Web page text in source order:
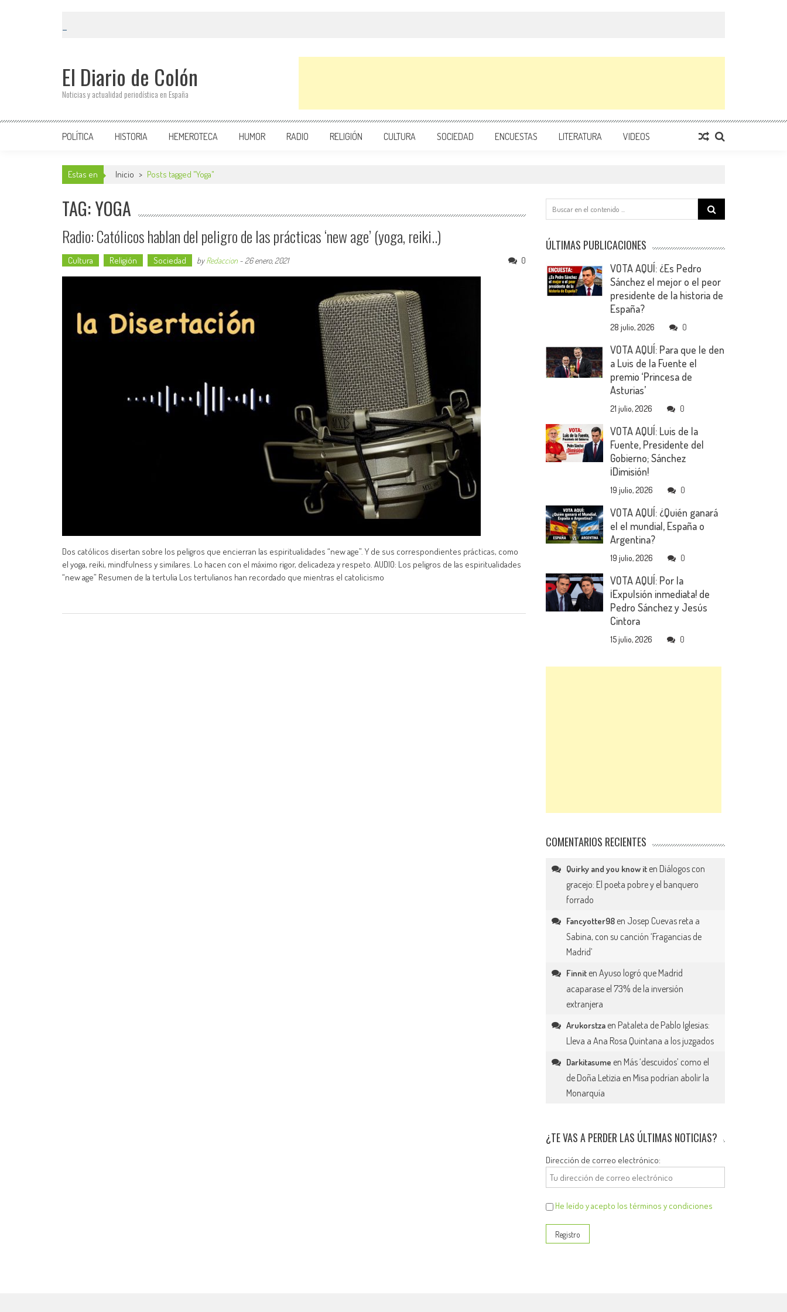
El Diario de Colón
Noticias y actualidad periodística en España
POLÍTICA HISTORIA HEMEROTECA HUMOR RADIO RELIGIÓN CULTURA SOCIEDAD ENCUESTAS LITERATURA VIDEOS
Estas en Inicio > Posts tagged "Yoga"
TAG: YOGA
Radio: Católicos hablan del peligro de las prácticas ‘new age’ (yoga, reiki..)
Cultura Religión Sociedad byRedaccion - 26 enero, 2021 0
Dos católicos disertan sobre los peligros que encierran las espiritualidades “new age”. Y de sus correspondientes prácticas, como
el yoga, reiki, mindfulness y similares. Lo hacen con el máximo rigor, delicadeza y respeto. AUDIO: Los peligros de las espiritualidades
“new age” Resumen de la tertulia Los tertulianos han recordado que mientras el catolicismo
Search
for:
ÚLTIMAS PUBLICACIONES
VOTA AQUÍ: ¿Es Pedro
Sánchez el mejor o el peor
presidente de la historia de
España?
28 julio, 2026 0
VOTA AQUÍ: Para que le den
a Luis de la Fuente el
premio ‘Princesa de
Asturias’
21 julio, 2026 0
VOTA AQUÍ: Luis de la
Fuente, Presidente del
Gobierno; Sánchez
¡Dimisión!
19 julio, 2026 0
VOTA AQUÍ: ¿Quién ganará
el el mundial, España o
Argentina?
19 julio, 2026 0
VOTA AQUÍ: Por la
¡Expulsión inmediata! de
Pedro Sánchez y Jesús
Cintora
15 julio, 2026 0
COMENTARIOS RECIENTES
Quirky and you know it en Diálogos con
gracejo: El poeta pobre y el banquero
forrado
Fancyotter98 en Josep Cuevas reta a
Sabina, con su canción ‘Fragancias de
Madrid’
Finnit enAyuso logró que Madrid
acaparase el 73% de la inversión
extranjera
Arukorstza en Pataleta de Pablo Iglesias:
Lleva a Ana Rosa Quintana a los juzgados
Darkitasume en Más ‘descuidos’ como el
de Doña Letizia en Misa podrían abolir la
Monarquía
¿TE VAS A PERDER LAS ÚLTIMAS NOTICIAS?
Dirección de correo electrónico:
He leído y acepto los términos y condiciones